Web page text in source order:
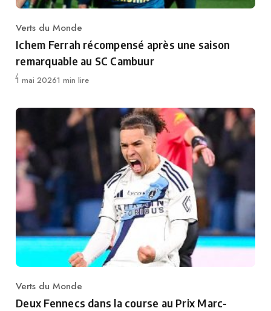
Category
Verts du Monde
Ichem Ferrah récompensé après une saison
remarquable au SC Cambuur
Publié
1 mai 20261 min lire
Category
Verts du Monde
Deux Fennecs dans la course au Prix Marc-